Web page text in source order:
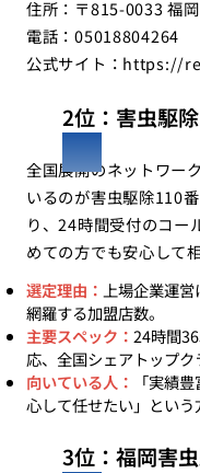
住所：〒815-0033 福
電話：05018804264
公式サイト： https://
2位：害虫駆
全国展開のネットワー
いるのが害虫駆除110
り、24時間受付のコー
めての方でも安心して
選定理由： 上場企業運
網羅する加盟店数。
主要スペック： 24時間
応、全国シェアトップク
向いている人：
「実績
心して任せたい」という
3位：福岡害